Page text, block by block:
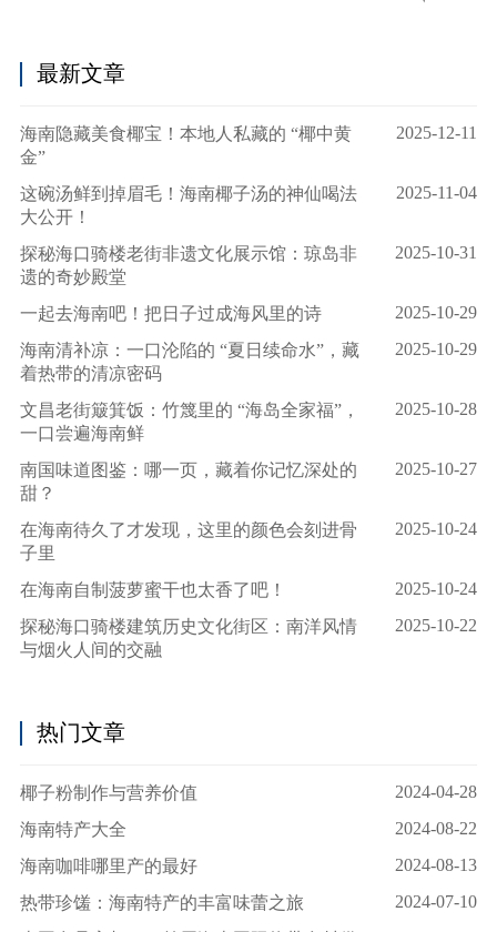
最新文章
海南隐藏美食椰宝！本地人私藏的 “椰中黄
金”
2025-12-11
这碗汤鲜到掉眉毛！海南椰子汤的神仙喝法
大公开！
2025-11-04
探秘海口骑楼老街非遗文化展示馆：琼岛非
遗的奇妙殿堂
2025-10-31
一起去海南吧！把日子过成海风里的诗
2025-10-29
海南清补凉：一口沦陷的 “夏日续命水”，藏
着热带的清凉密码
2025-10-29
文昌老街簸箕饭：竹篾里的 “海岛全家福”，
一口尝遍海南鲜
2025-10-28
南国味道图鉴：哪一页，藏着你记忆深处的
甜？
2025-10-27
在海南待久了才发现，这里的颜色会刻进骨
子里
2025-10-24
在海南自制菠萝蜜干也太香了吧！
2025-10-24
探秘海口骑楼建筑历史文化街区：南洋风情
与烟火人间的交融
2025-10-22
热门文章
椰子粉制作与营养价值
2024-04-28
海南特产大全
2024-08-22
海南咖啡哪里产的最好
2024-08-13
热带珍馐：海南特产的丰富味蕾之旅
2024-07-10